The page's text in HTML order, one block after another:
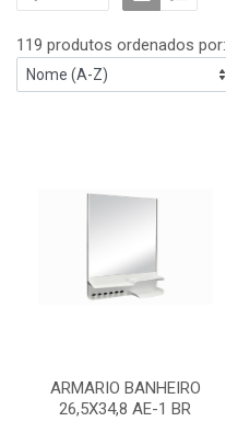
119 produtos ordenados por:
ARMARIO BANHEIRO
26,5X34,8 AE-1 BR